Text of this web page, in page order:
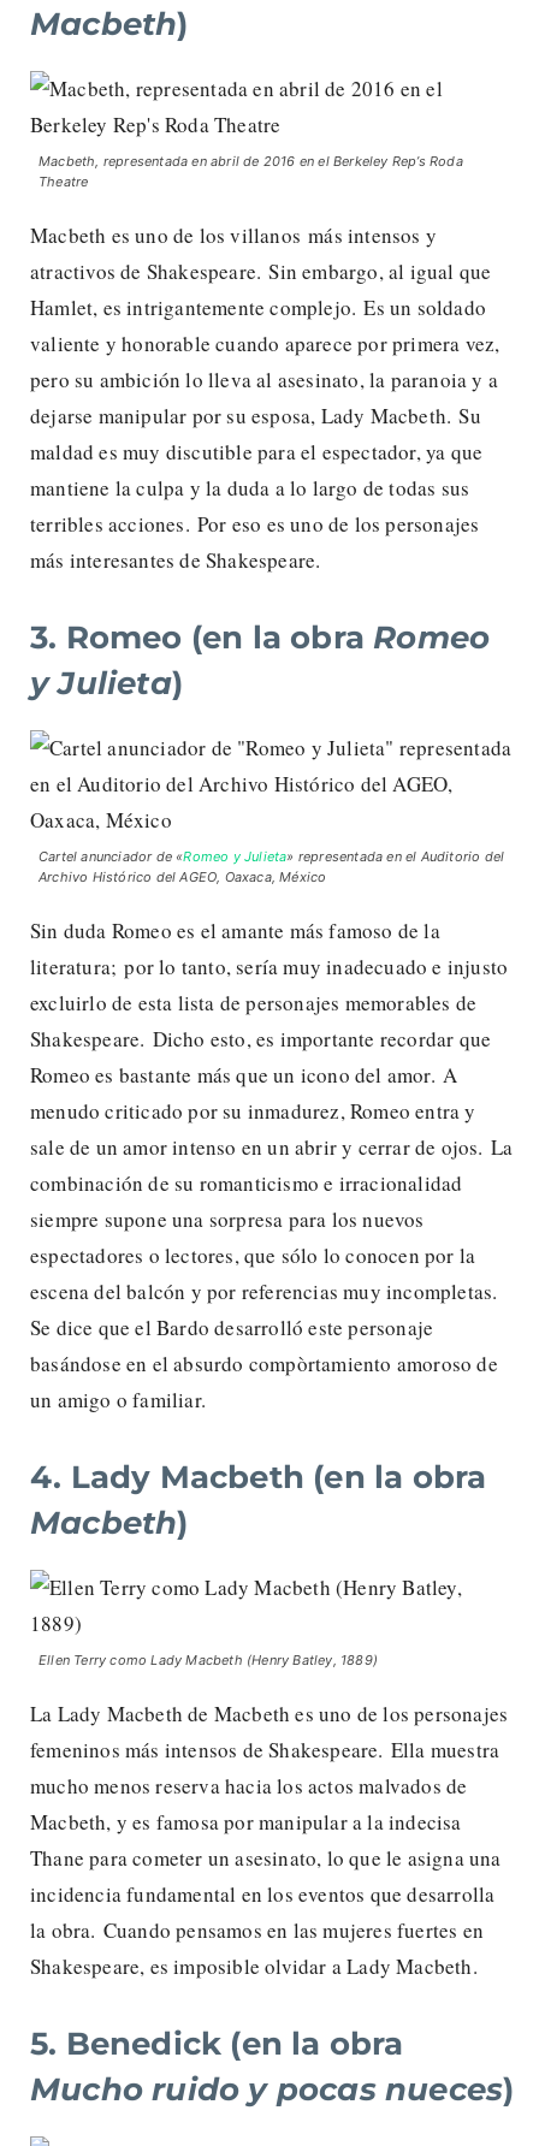
Macbeth)
Macbeth, representada en abril de 2016 en el Berkeley Rep’s Roda
Theatre
Macbeth es uno de los villanos más intensos y
atractivos de Shakespeare. Sin embargo, al igual que
Hamlet, es intrigantemente complejo. Es un soldado
valiente y honorable cuando aparece por primera vez,
pero su ambición lo lleva al asesinato, la paranoia y a
dejarse manipular por su esposa, Lady Macbeth. Su
maldad es muy discutible para el espectador, ya que
mantiene la culpa y la duda a lo largo de todas sus
terribles acciones. Por eso es uno de los personajes
más interesantes de Shakespeare.
3. Romeo (en la obraRomeo
y Julieta)
Cartel anunciador de «Romeo y Julieta» representada en el Auditorio del
Archivo Histórico del AGEO, Oaxaca, México
Sin duda Romeo es el amante más famoso de la
literatura; por lo tanto, sería muy inadecuado e injusto
excluirlo de esta lista de personajes memorables de
Shakespeare. Dicho esto, es importante recordar que
Romeo es bastante más que un icono del amor. A
menudo criticado por su inmadurez, Romeo entra y
sale de un amor intenso en un abrir y cerrar de ojos. La
combinación de su romanticismo e irracionalidad
siempre supone una sorpresa para los nuevos
espectadores o lectores, que sólo lo conocen por la
escena del balcón y por referencias muy incompletas.
Se dice que el Bardo desarrolló este personaje
basándose en el absurdo compòrtamiento amoroso de
un amigo o familiar.
4. Lady Macbeth (en la obra
Macbeth)
Ellen Terry como Lady Macbeth (Henry Batley, 1889)
La Lady Macbeth de Macbeth es uno de los personajes
femeninos más intensos de Shakespeare. Ella muestra
mucho menos reserva hacia los actos malvados de
Macbeth, y es famosa por manipular a la indecisa
Thane para cometer un asesinato, lo que le asigna una
incidencia fundamental en los eventos que desarrolla
la obra. Cuando pensamos en las mujeres fuertes en
Shakespeare, es imposible olvidar a Lady Macbeth.
5. Benedick (en la obra
Mucho ruido y pocas nueces)